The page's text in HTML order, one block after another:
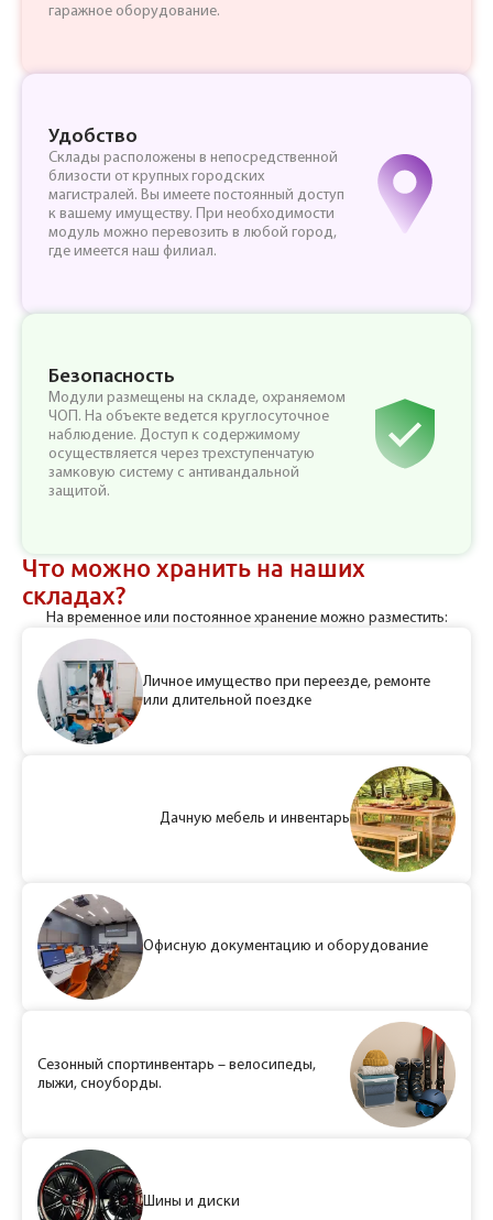
гаражное оборудование.
Удобство
Склады расположены в непосредственной
близости от крупных городских
магистралей. Вы имеете постоянный доступ
к вашему имуществу. При необходимости
модуль можно перевозить в любой город,
где имеется наш филиал.
Безопасность
Модули размещены на складе, охраняемом
ЧОП. На объекте ведется круглосуточное
наблюдение. Доступ к содержимому
осуществляется через трехступенчатую
замковую систему с антивандальной
защитой.
Что можно хранить на наших
складах?
На временное или постоянное хранение можно разместить:
Личное имущество при переезде, ремонте
или длительной поездке
Дачную мебель и инвентарь
Офисную документацию и оборудование
Сезонный спортинвентарь – велосипеды,
лыжи, сноуборды.
Шины и диски